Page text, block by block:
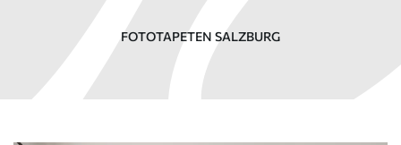
FOTOTAPETEN SALZBURG